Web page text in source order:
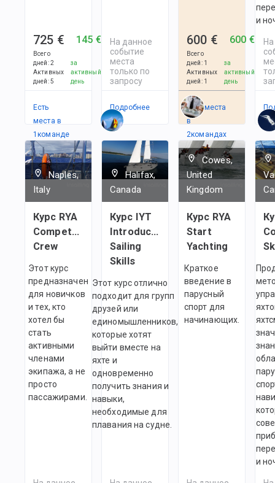
725 €
Всего
дней:2
Активных
дней:5
145 €
за
активный
день
Есть
места в
1командe
На данное
событие
места
только по
запросу
Подробнее
600 €
Всего
дней: 1
Активных
дней: 1
600 €
за
активный
день
Есть места
в
2командах
и
Naples,
Italy
Курс RYA
Competent
Crew
Этот курс
предназначен
для новичков
и тех, кто
хотел бы
стать
активными
членами
экипажа, а не
просто
пассажирами.
Halifax,
Canada
Курс IYT
Introductory
Sailing
Skills
Этот курс отлично
подходит для групп
друзей или
единомышленников,
которые хотят
выйти вместе на
яхте и
одновременно
получить знания и
навыки,
необходимые для
плавания на судне.
Cowes,
United
Kingdom
Курс RYA
Start
Yachting
Краткое
введение в
парусный
спорт для
начинающих.
и